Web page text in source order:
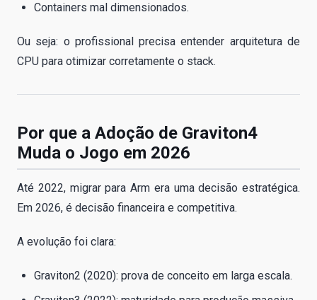
Containers mal dimensionados.
Ou seja: o profissional precisa entender arquitetura de
CPU para otimizar corretamente o stack.
Por que a Adoção de Graviton4
Muda o Jogo em 2026
Até 2022, migrar para Arm era uma decisão estratégica.
Em 2026, é decisão financeira e competitiva.
A evolução foi clara:
Graviton2 (2020): prova de conceito em larga escala.